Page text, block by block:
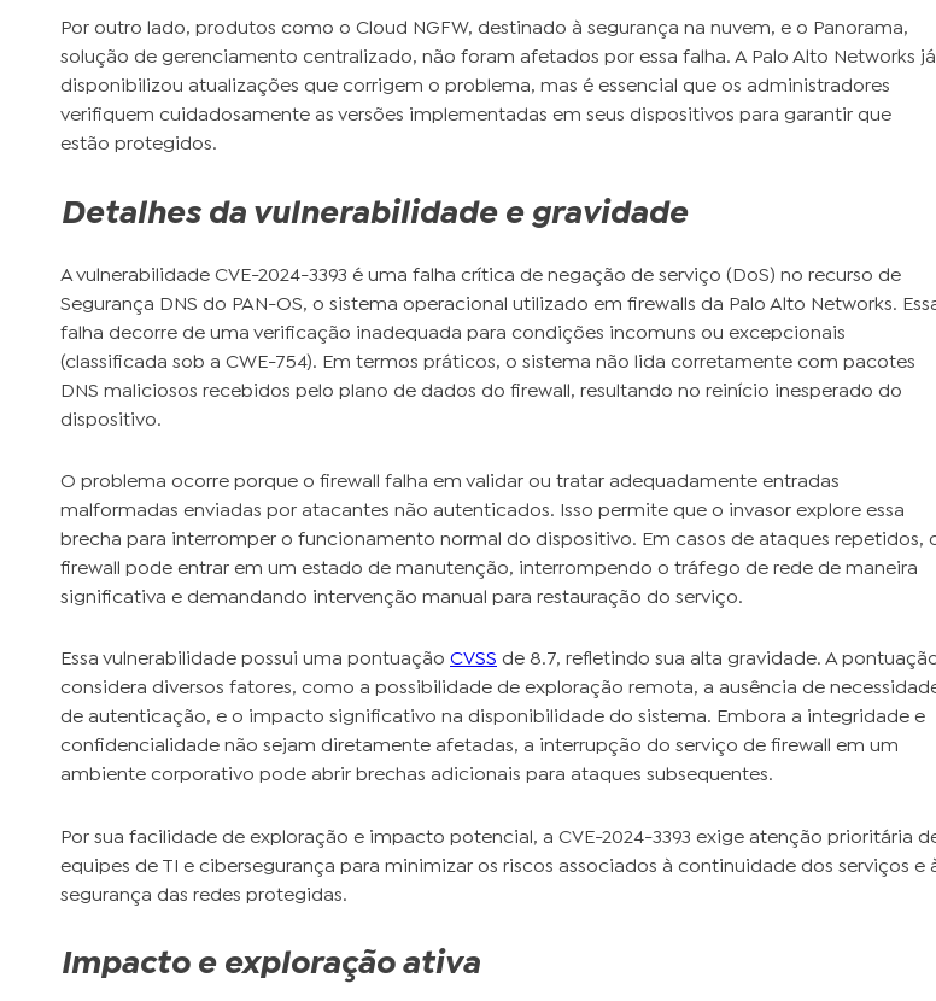
Por outro lado, produtos como o Cloud NGFW, destinado à segurança na nuvem, e o Panorama,
solução de gerenciamento centralizado, não foram afetados por essa falha. A Palo Alto Networks já
disponibilizou atualizações que corrigem o problema, mas é essencial que os administradores
verifiquem cuidadosamente as versões implementadas em seus dispositivos para garantir que
estão protegidos.
Detalhes da vulnerabilidade e gravidade
A vulnerabilidade CVE-2024-3393 é uma falha crítica de negação de serviço (DoS) no recurso de
Segurança DNS do PAN-OS, o sistema operacional utilizado em firewalls da Palo Alto Networks.
falha decorre de uma verificação inadequada para condições incomuns ou excepcionais
(classificada sob a CWE-754). Em termos práticos, o sistema não lida corretamente com pacotes
DNS maliciosos recebidos pelo plano de dados do firewall, resultando no reinício inesperado do
dispositivo.
O problema ocorre porque o firewall falha em validar ou tratar adequadamente entradas
malformadas enviadas por atacantes não autenticados. Isso permite que o invasor explore essa
brecha para interromper o funcionamento normal do dispositivo. Em casos de ataques repetidos,
firewall pode entrar em um estado de manutenção, interrompendo o tráfego de rede de maneira
significativa e demandando intervenção manual para restauração do serviço.
Essa vulnerabilidade possui uma pontuação CVSS de 8.7, refletindo sua alta gravidade. A
considera diversos fatores, como a possibilidade de exploração remota, a ausência de
de autenticação, e o impacto significativo na disponibilidade do sistema. Embora a integridade e
confidencialidade não sejam diretamente afetadas, a interrupção do serviço de firewall em um
ambiente corporativo pode abrir brechas adicionais para ataques subsequentes.
Por sua facilidade de exploração e impacto potencial, a CVE-2024-3393 exige atenção prioritária
equipes de TI e cibersegurança para minimizar os riscos associados à continuidade dos serviços e
segurança das redes protegidas.
Impacto e exploração ativa